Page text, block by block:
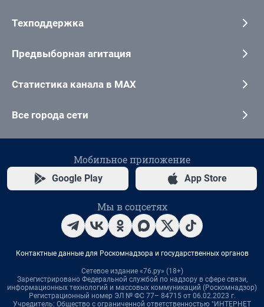
Техподдержка
Предвыборная агитация
Статистика канала в MAX
Все города сети
Мобильное приложение
Google Play App Store
Мы в соцсетях
Контактные данные для Роскомнадзора и государственных органов
Сетевое издание «76.ру» (18+)
Зарегистрировано Федеральной службой по надзору в сфере связи,
информационных технологий и массовых коммуникаций (Роскомнадзор)
Регистрационный номер ЭЛ № ФС 77– 84715 от 06.02.2023 г.
Учредитель: Общество с ограниченной ответственностью "ИНТЕРНЕТ